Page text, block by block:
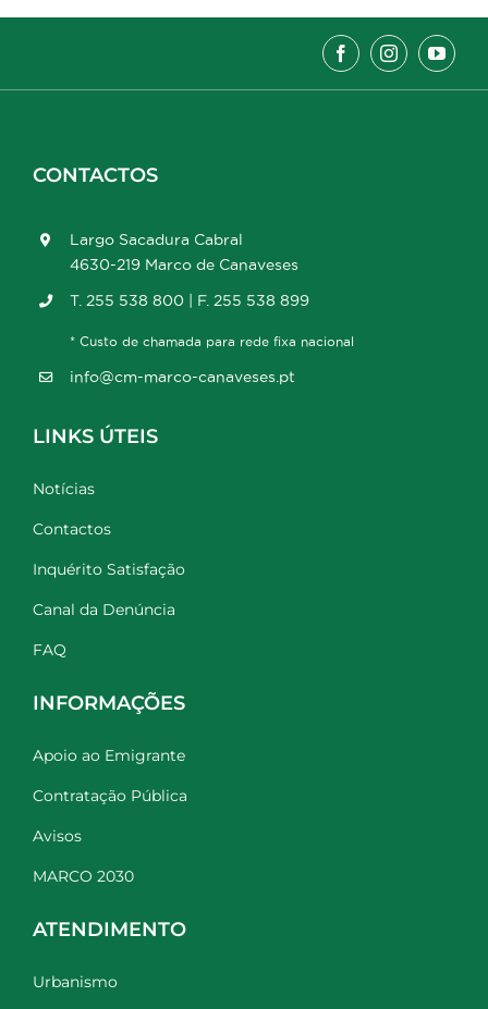
CONTACTOS
Largo Sacadura Cabral
4630-219 Marco de Canaveses
T. 255 538 800 | F. 255 538 899
* Custo de chamada para rede fixa nacional
info@cm-marco-canaveses.pt
LINKS ÚTEIS
Notícias
Contactos
Inquérito Satisfação
Canal da Denúncia
FAQ
INFORMAÇÕES
Apoio ao Emigrante
Contratação Pública
Avisos
MARCO 2030
ATENDIMENTO
Urbanismo